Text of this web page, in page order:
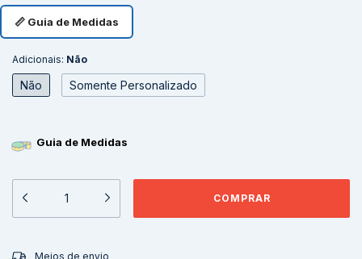
📏 Guia de Medidas
Adicionais: Não
Não Somente Personalizado
Guia de Medidas
Entregas para o CEP:
Meios de envio